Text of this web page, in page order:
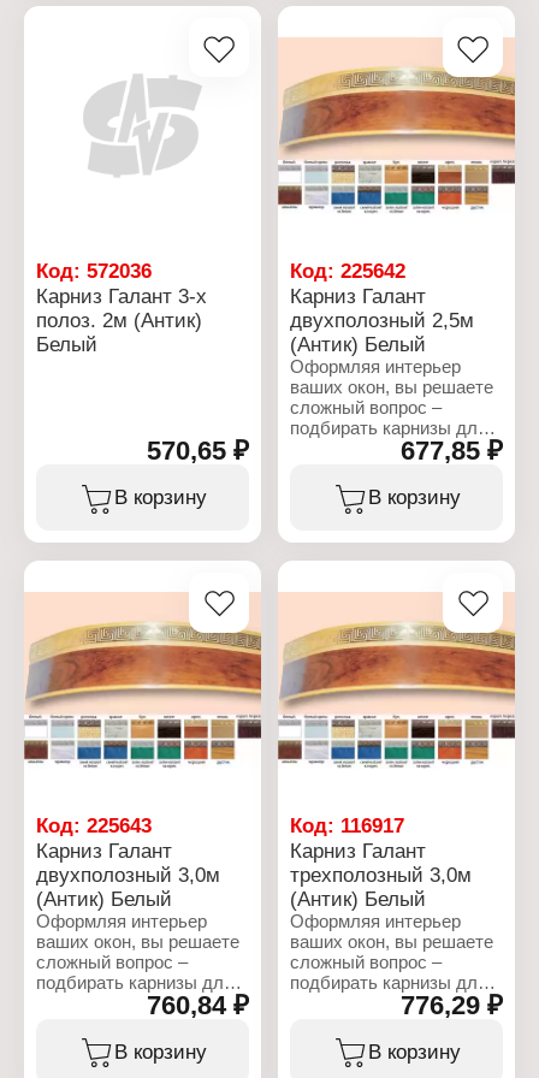
Длина: 1,5 м
Код: 572036
Карниз Галант 3-х
полоз. 2м (Антик)
Белый
570,65 ₽
В корзину
Код:225642
Карниз Галант
двухполозный 2,5м
(Антик) Белый
Оформляя интерьер
ваших окон, вы решаете
сложный вопрос –
подбирать карнизы для
штор или шторы под
карнизы? Послушайте
дельный совет –карнизы
для штор необходимо
собственным весом. Но
только после того, как
карниз будет
установлен, можно
приступать к
непосредственному
изготовлению штор, так
как вам будет известна
длина карниза и высота
его крепления от пола.
"Галант - Антик", состоит
из 2-ух полозного ПВХ
профиля и
комплектующих. Длина
карниза - 2,5 м. Цвет -
белый.
Характеристики:
Серия: "Галант - Антик"
Тип товара: Карниз
Назначение: для штор
Вариация: двухполозный
Способ крепления:
677,85 ₽
В корзину
Код: 225643
Карниз Галант
двухполозный 3,0м
(Антик) Белый
Оформляя интерьер
ваших окон, вы решаете
сложный вопрос –
подбирать карнизы для
штор или шторы под
карнизы? Послушайте
дельный совет –карнизы
для штор необходимо
760,84 ₽
В корзину
Код: 116917
Карниз Галант
трехполозный 3,0м
(Антик) Белый
Оформляя интерьер
ваших окон, вы решаете
сложный вопрос –
подбирать карнизы для
штор или шторы под
карнизы? Послушайте
дельный совет –карнизы
для штор необходимо
776,29 ₽
В корзину